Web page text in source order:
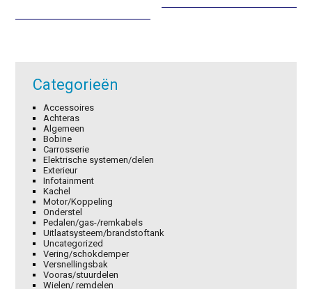
€51,60. €36,12.
was:
is:
Categorieën
Accessoires
Achteras
Algemeen
Bobine
Carrosserie
Elektrische systemen/delen
Exterieur
Infotainment
Kachel
Motor/Koppeling
Onderstel
Pedalen/gas-/remkabels
Uitlaatsysteem/brandstoftank
Uncategorized
Vering/schokdemper
Versnellingsbak
Vooras/stuurdelen
Wielen/ remdelen